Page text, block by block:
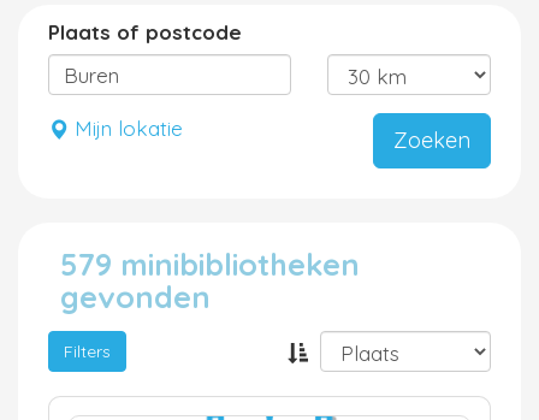
Plaats of postcode
Mijn lokatie Zoeken
579 minibibliotheken
gevonden
Filters